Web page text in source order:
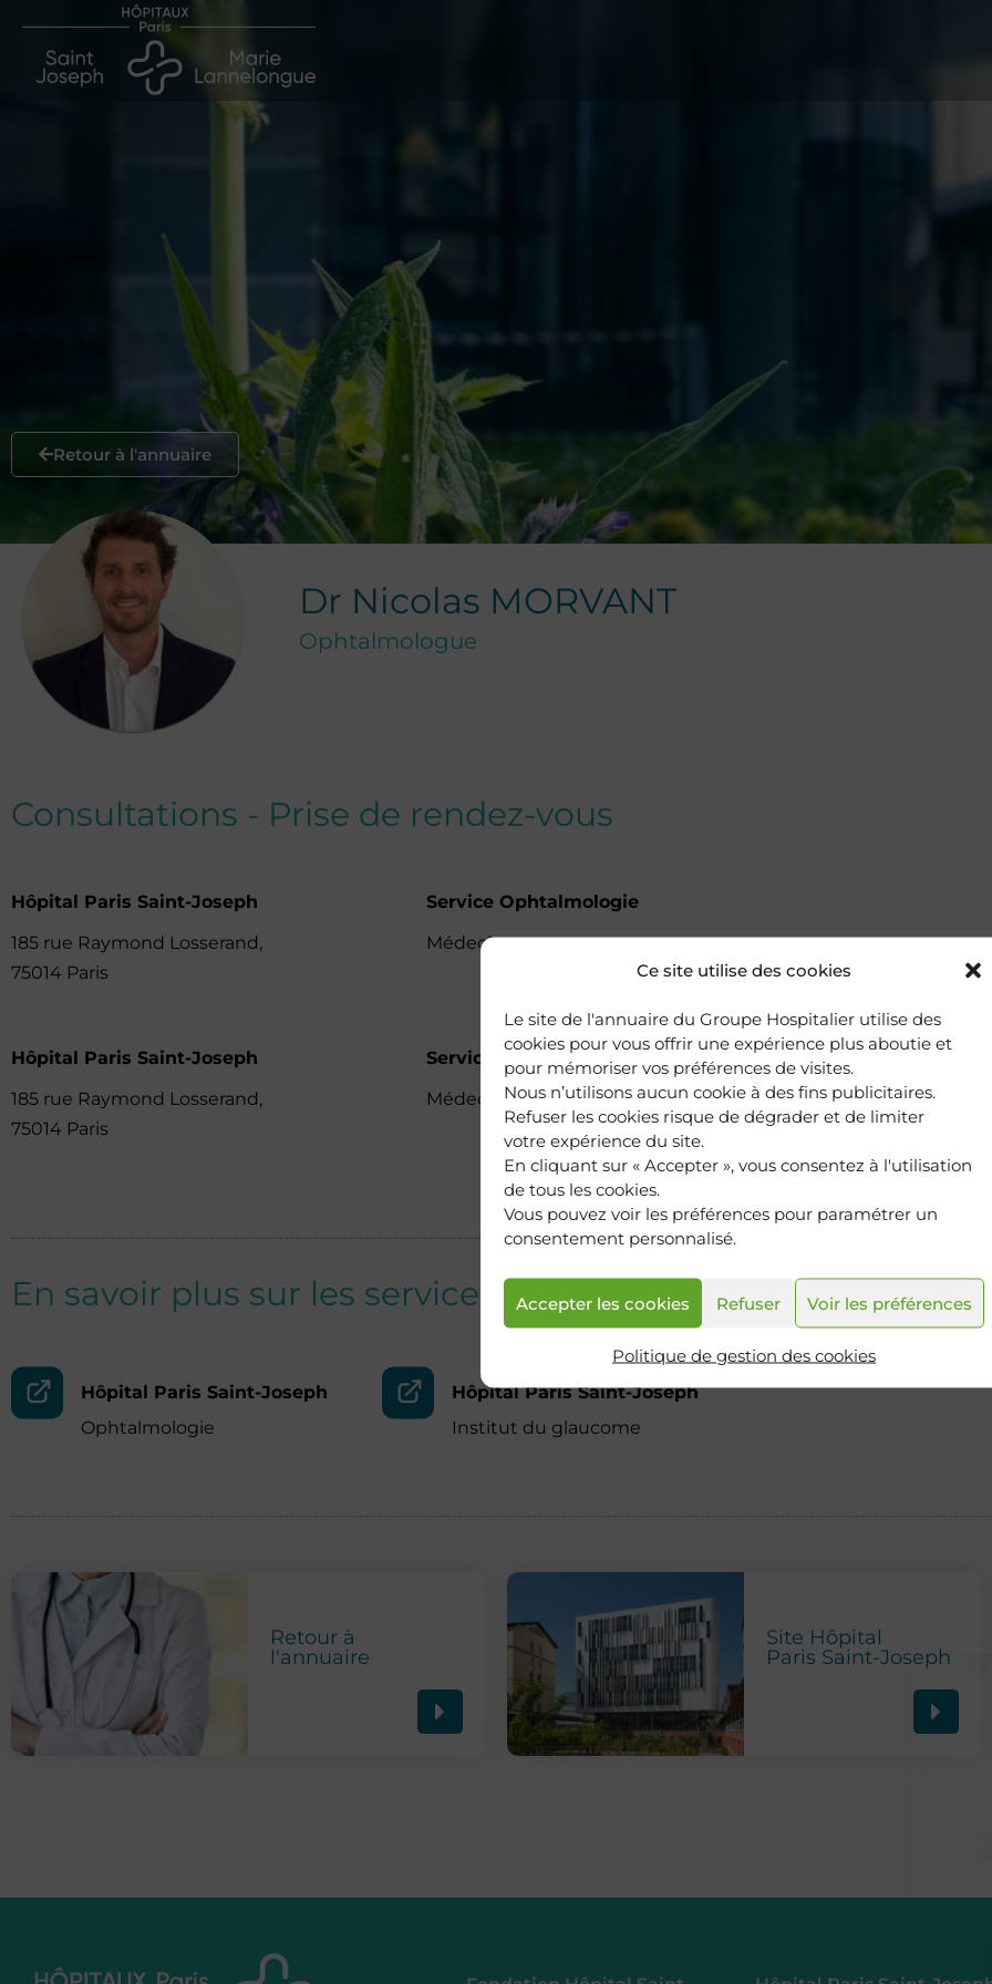
Ce site utilise des cookies
Le site de l'annuaire du Groupe Hospitalier utilise des
cookies pour vous offrir une expérience plus aboutie et
pour mémoriser vos préférences de visites.
Nous n’utilisons aucun cookie à des fins publicitaires.
Refuser les cookies risque de dégrader et de limiter
votre expérience du site.
En cliquant sur « Accepter », vous consentez à l'utilisation
de tous les cookies.
Vous pouvez voir les préférences pour paramétrer un
consentement personnalisé.
Accepter les cookies Refuser Voir les préférences
Politique de gestion des cookies
Retour à l'annuaire
Dr Nicolas MORVANT
Ophtalmologue
Consultations - Prise de rendez-vous
Hôpital Paris Saint-Joseph
185 rue Raymond Losserand,
75014 Paris
Service Ophtalmologie
Médecin
Hôpital Paris Saint-Joseph
185 rue Raymond Losserand,
75014 Paris
Service Institut du glaucome
Médecin
En savoir plus sur les services
Hôpital Paris Saint-Joseph
Ophtalmologie
Hôpital Paris Saint-Joseph
Institut du glaucome
Retour à
l'annuaire
Site Hôpital
Paris Saint-Joseph